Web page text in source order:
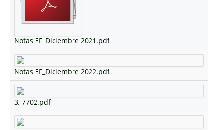
Notas EF_Diciembre 2021.pdf
Notas EF_Diciembre 2022.pdf
3. 7702.pdf